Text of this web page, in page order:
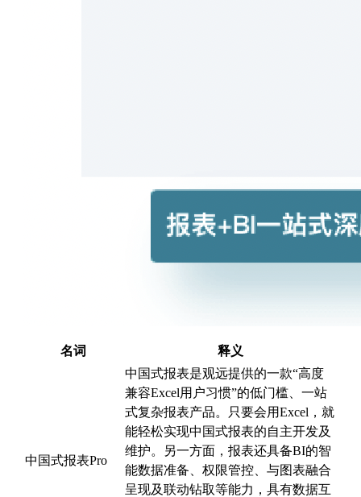
名词 释义
中国式报表Pro
中国式报表是观远提供的一款“高度
兼容Excel用户习惯”的低门槛、一站
式复杂报表产品。只要会用Excel，就
能轻松实现中国式报表的自主开发及
维护。另一方面，报表还具备BI的智
能数据准备、权限管控、与图表融合
呈现及联动钻取等能力，具有数据互